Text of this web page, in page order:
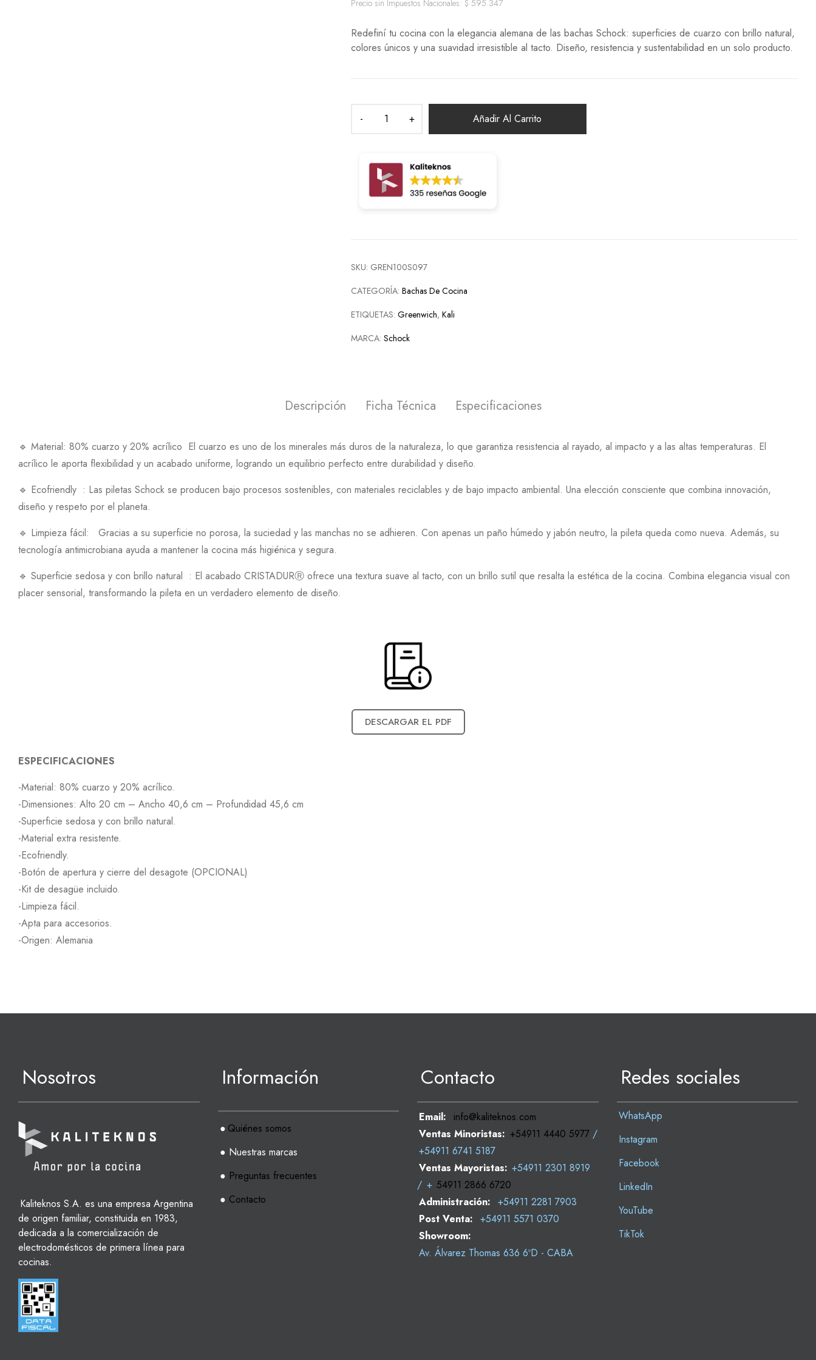
Pavas
Jarras eléctricas
Precio sin Impuestos Nacionales: $ 595.347
Redefiní tu cocina con la elegancia alemana de las bachas Schock: superficies de cuarzo con brillo natural,
colores únicos y una suavidad irresistible al tacto. Diseño, resistencia y sustentabilidad en un solo producto.
Añadir Al Carrito
SKU: GREN100S097
CATEGORÍA: Bachas De Cocina
ETIQUETAS: Greenwich, Kali
MARCA: Schock
Descripción Ficha Técnica Especificaciones
🔹 Material: 80% cuarzo y 20% acrílico El cuarzo es uno de los minerales más duros de la naturaleza, lo que garantiza resistencia al rayado, al impacto y a las altas temperaturas. El
acrílico le aporta flexibilidad y un acabado uniforme, logrando un equilibrio perfecto entre durabilidad y diseño.
🔹 Ecofriendly : Las piletas Schock se producen bajo procesos sostenibles, con materiales reciclables y de bajo impacto ambiental. Una elección consciente que combina innovación,
diseño y respeto por el planeta.
🔹 Limpieza fácil: Gracias a su superficie no porosa, la suciedad y las manchas no se adhieren. Con apenas un paño húmedo y jabón neutro, la pileta queda como nueva. Además, su
tecnología antimicrobiana ayuda a mantener la cocina más higiénica y segura.
🔹 Superficie sedosa y con brillo natural : El acabado CRISTADURⓇ ofrece una textura suave al tacto, con un brillo sutil que resalta la estética de la cocina. Combina elegancia visual con
placer sensorial, transformando la pileta en un verdadero elemento de diseño.
DESCARGAR EL PDF
ESPECIFICACIONES
-Material: 80% cuarzo y 20% acrílico.
-Dimensiones: Alto 20 cm – Ancho 40,6 cm – Profundidad 45,6 cm
-Superficie sedosa y con brillo natural.
-Material extra resistente.
-Ecofriendly.
-Botón de apertura y cierre del desagote (OPCIONAL)
-Kit de desagüe incluido.
-Limpieza fácil.
-Apta para accesorios.
-Origen: Alemania
Nosotros
Kaliteknos S.A. es una empresa Argentina
de origen familiar, constituida en 1983,
dedicada a la comercialización de
electrodomésticos de primera línea para
cocinas.
Información
● Quiénes somos
● Nuestras marcas
● Preguntas frecuentes
● Contacto
Contacto
Email:
info@kaliteknos.com
Ventas Minoristas: +54911 4440 5977 /
+54911 6741 5187
Ventas Mayoristas: +54911 2301 8919
/ + 54911 2866 6720
Administración: +54911 2281 7903
Post Venta: +54911 5571 0370
Showroom:
Av. Álvarez Thomas 636 6ºD - CABA
Redes sociales
WhatsApp
Instagram
Facebook
LinkedIn
YouTube
TikTok